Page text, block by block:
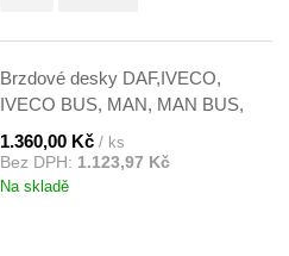
Brzdové desky DAF,IVECO,
IVECO BUS, MAN, MAN BUS,
RENAULT, JURATEK, JCP1279
1.360,00 Kč / ks
Bez DPH: 1.123,97 Kč
Na skladě